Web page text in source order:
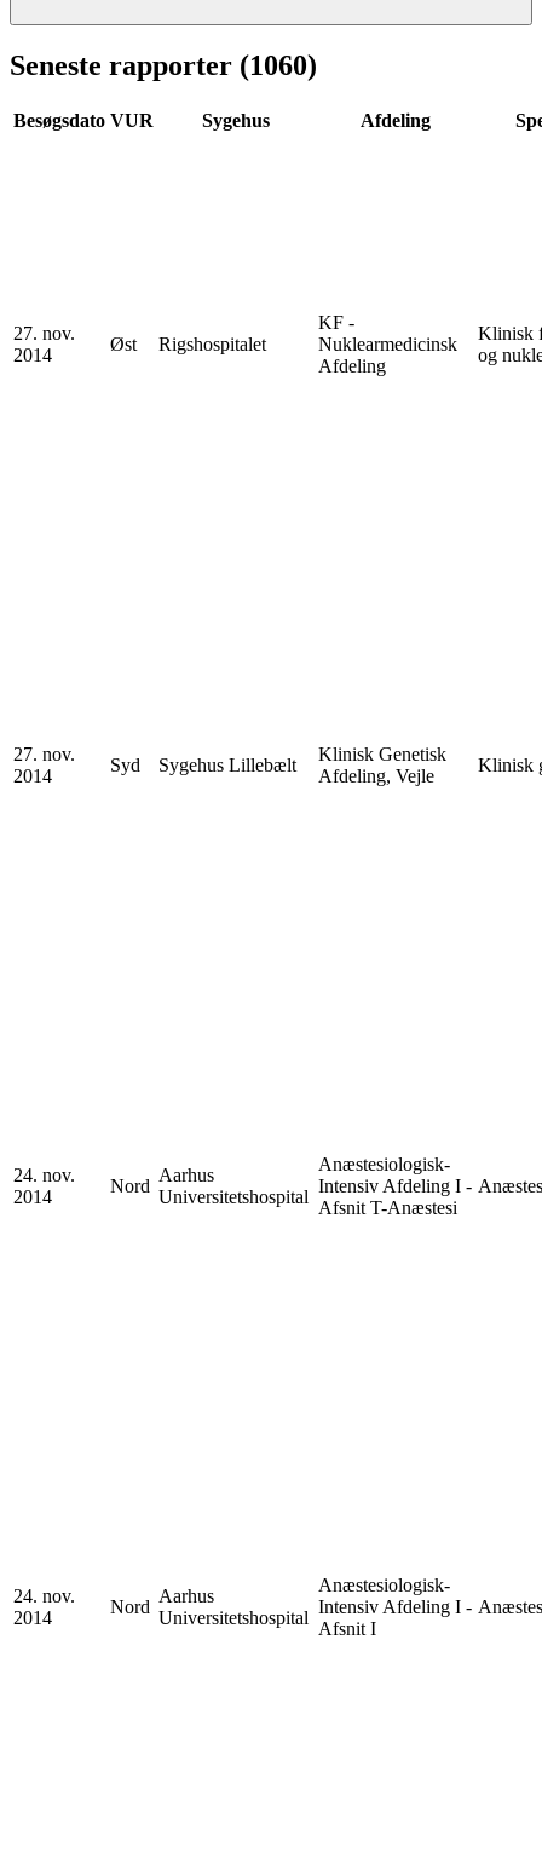
Seneste rapporter (1060)
Besøgsdato VUR Sygehus Afdeling
27. nov.
2014
Øst Rigshospitalet
KF -
Nuklearmedicinsk
Afdeling
Klinisk
og
27. nov.
2014
Syd Sygehus Lillebælt
Klinisk Genetisk
Afdeling, Vejle
Klinisk
24. nov.
2014
Nord
Aarhus
Universitetshospital
Anæstesiologisk-
Intensiv Afdeling I -
Afsnit T-Anæstesi
24. nov.
2014
Nord
Aarhus
Universitetshospital
Anæstesiologisk-
Intensiv Afdeling I -
Afsnit I